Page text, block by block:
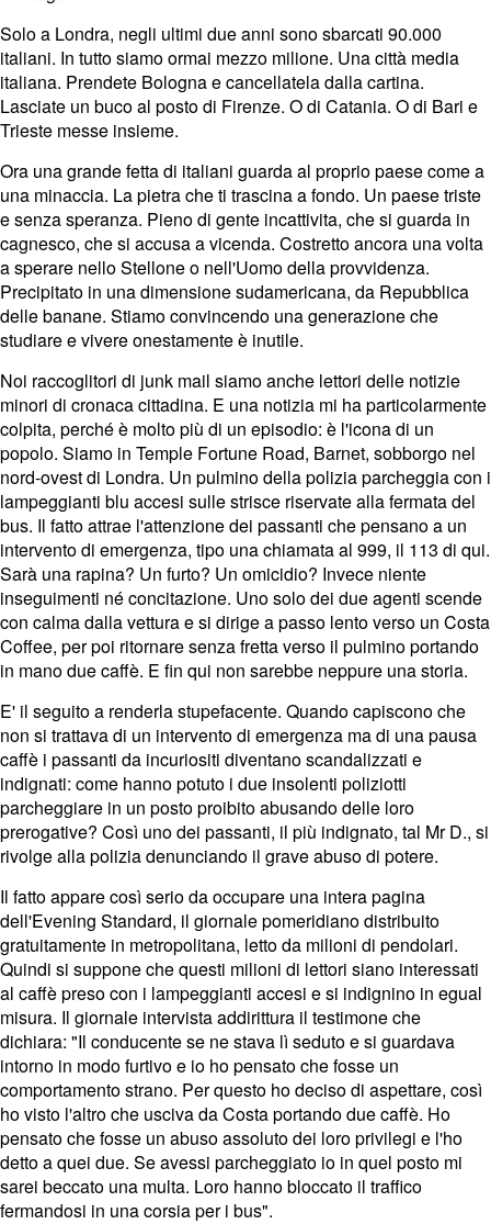
Solo a Londra, negli ultimi due anni sono sbarcati 90.000
italiani. In tutto siamo ormai mezzo milione. Una città media
italiana. Prendete Bologna e cancellatela dalla cartina.
Lasciate un buco al posto di Firenze. O di Catania. O di Bari e
Trieste messe insieme.
Ora una grande fetta di italiani guarda al proprio paese come a
una minaccia. La pietra che ti trascina a fondo. Un paese triste
e senza speranza. Pieno di gente incattivita, che si guarda in
cagnesco, che si accusa a vicenda. Costretto ancora una volta
a sperare nello Stellone o nell'Uomo della provvidenza.
Precipitato in una dimensione sudamericana, da Repubblica
delle banane. Stiamo convincendo una generazione che
studiare e vivere onestamente è inutile.
Noi raccoglitori di junk mail siamo anche lettori delle notizie
minori di cronaca cittadina. E una notizia mi ha particolarmente
colpita, perché è molto più di un episodio: è l'icona di un
popolo. Siamo in Temple Fortune Road, Barnet, sobborgo nel
nord-ovest di Londra. Un pulmino della polizia parcheggia con i
lampeggianti blu accesi sulle strisce riservate alla fermata del
bus. Il fatto attrae l'attenzione dei passanti che pensano a un
intervento di emergenza, tipo una chiamata al 999, il 113 di qui.
Sarà una rapina? Un furto? Un omicidio? Invece niente
inseguimenti né concitazione. Uno solo dei due agenti scende
con calma dalla vettura e si dirige a passo lento verso un Costa
Coffee, per poi ritornare senza fretta verso il pulmino portando
in mano due caffè. E fin qui non sarebbe neppure una storia.
E' il seguito a renderla stupefacente. Quando capiscono che
non si trattava di un intervento di emergenza ma di una pausa
caffè i passanti da incuriositi diventano scandalizzati e
indignati: come hanno potuto i due insolenti poliziotti
parcheggiare in un posto proibito abusando delle loro
prerogative? Così uno dei passanti, il più indignato, tal Mr D., si
rivolge alla polizia denunciando il grave abuso di potere.
Il fatto appare così serio da occupare una intera pagina
dell'Evening Standard, il giornale pomeridiano distribuito
gratuitamente in metropolitana, letto da milioni di pendolari.
Quindi si suppone che questi milioni di lettori siano interessati
al caffè preso con i lampeggianti accesi e si indignino in egual
misura. Il giornale intervista addirittura il testimone che
dichiara: "Il conducente se ne stava lì seduto e si guardava
intorno in modo furtivo e io ho pensato che fosse un
comportamento strano. Per questo ho deciso di aspettare, così
ho visto l'altro che usciva da Costa portando due caffè. Ho
pensato che fosse un abuso assoluto dei loro privilegi e l'ho
detto a quei due. Se avessi parcheggiato io in quel posto mi
sarei beccato una multa. Loro hanno bloccato il traffico
fermandosi in una corsia per i bus".